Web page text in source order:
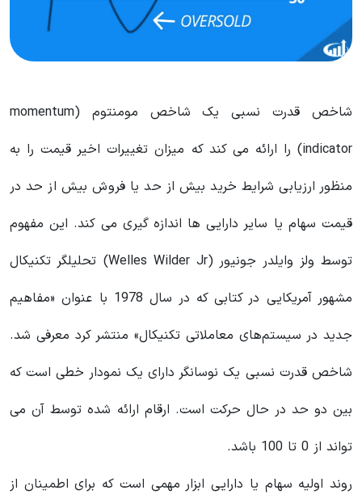
شاخص قدرت نسبی یک شاخص مومنتوم (momentum
indicator) را ارائه می کند که میزان تغییرات اخیر قیمت را به
منظور ارزیابی شرایط خرید بیش از حد یا فروش بیش از حد در
قیمت سهام یا سایر دارایی ها اندازه گیری می کند. این مفهوم
توسط ولز وایلدر جونیور (Welles Wilder Jr) تحلیلگر تکنیکال
مشهور آمریکایی در کتابی که در سال 1978 با عنوان «مفاهیم
جدید در سیستم‌های معاملاتی تکنیکال» منتشر کرد معرفی شد.
شاخص قدرت نسبی یک نوسانگر دارای یک نمودار خطی است که
بین دو حد در حال حرکت است. ارقام ارائه شده توسط آن می
تواند از 0 تا 100 باشد.
روند اولیه سهام یا دارایی ابزار مهمی است که برای اطمینان از